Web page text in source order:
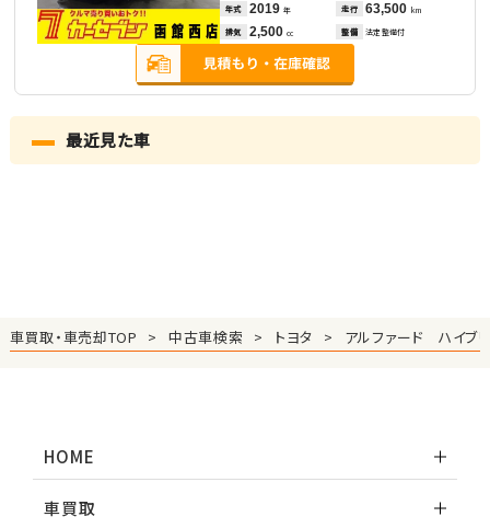
年式 2019 年 走行 63,500 km
排気 2,500 cc 整備 法定整備付
最近見た車
車買取・車売却TOP 中古車検索 トヨタ アルファード ハイブ
HOME
車買取